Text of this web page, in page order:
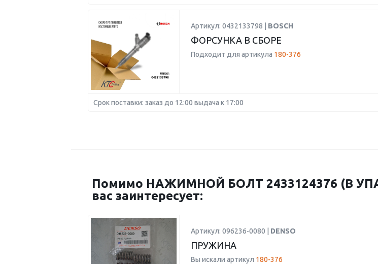
Артикул: 0432133798 | BOSCH
ФОРСУНКА В СБОРЕ
Подходит для артикула 180-376
Срок поставки: заказ до 12:00 выдача к 17:00
Помимо НАЖИМНОЙ БОЛТ 2433124376 (В
вас заинтересует:
Артикул: 096236-0080 | DENSO
ПРУЖИНА
Вы искали артикул 180-376